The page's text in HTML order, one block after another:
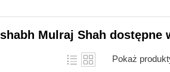
Mulraj Shah dostępne
Pokaż